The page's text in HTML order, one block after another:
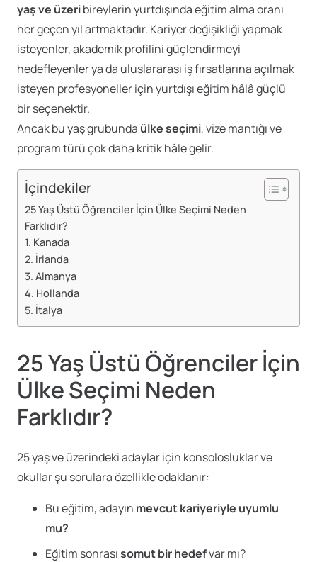
yaş ve üzeribireylerin yurtdışında eğitim alma oranı
her geçen yıl artmaktadır. Kariyer değişikliği yapmak
isteyenler, akademik profilini güçlendirmeyi
hedefleyenler ya da uluslararası iş fırsatlarına açılmak
isteyen profesyoneller için yurtdışı eğitim hâlâ güçlü
bir seçenektir.
Ancak bu yaş grubunda ülke seçimi, vize mantığı ve
program türü çok daha kritik hâle gelir.
İçindekiler
25 Yaş Üstü Öğrenciler İçin Ülke Seçimi Neden
Farklıdır?
1. Kanada
2. İrlanda
3. Almanya
4. Hollanda
5. İtalya
25 Yaş Üstü Öğrenciler İçin
Ülke Seçimi Neden
Farklıdır?
25 yaş ve üzerindeki adaylar için konsolosluklar ve
okullar şu sorulara özellikle odaklanır:
Bu eğitim, adayın mevcut kariyeriyle uyumlu
mu?
Eğitim sonrasısomut bir hedefvar mı?